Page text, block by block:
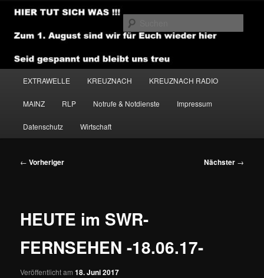
Zum
primären
Inhalt
NEWSHOUSE.MEDIA
EXTRAWELLE KREUZNACH KREUZNACH RADIO
MAINZ RLP Notrufe & Notdienste Impressum
Datenschutz Wirtschaft
Beitragsnavigation
← Vorheriger Nächster →
HEUTE im SWR-
FERNSEHEN -18.06.17-
Veröffentlicht am18. Juni 2017